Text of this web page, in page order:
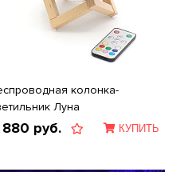
колонка-
Луна
руб. КУПИТЬ